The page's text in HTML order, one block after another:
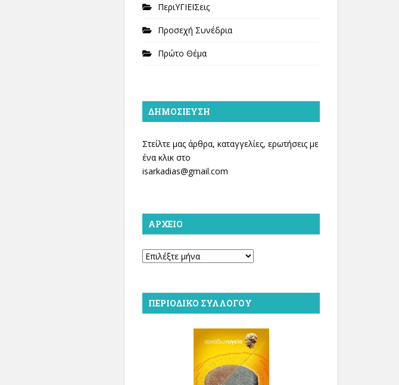
ΠεριΥΓΙΕΙΣεις
Προσεχή Συνέδρια
Πρώτο Θέμα
ΔΗΜΟΣΊΕΥΣΗ
Στείλτε μας άρθρα, καταγγελίες, ερωτήσεις με
ένα κλικ στο
isarkadias@gmail.com
ΑΡΧΕΊΟ
Αρχείο
ΠΕΡΙΟΔΙΚΌ ΣΥΛΛΌΓΟΥ